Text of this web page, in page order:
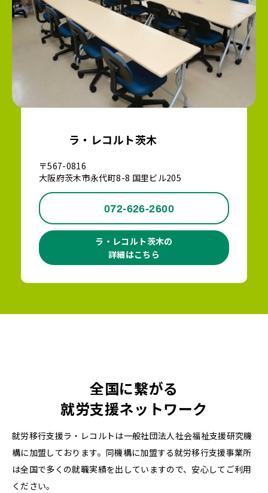
ラ・レコルト茨木
〒567-0816
大阪府茨木市永代町8-8 国里ビル205
072-626-2600
ラ・レコルト茨木の
詳細はこちら
全国に繋がる
就労支援ネットワーク
就労移行支援ラ・レコルトは一般社団法人社会福祉支援研究機
構に加盟しております。同機構に加盟する就労移行支援事業所
は全国で多くの就職実績を出していますので、安心してご利用
ください。